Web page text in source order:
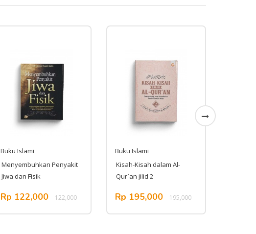
Buku Islami
Menyembuhkan Penyakit
Jiwa dan Fisik
Rp 122,000 122,000
Buku Islami
Kisah-Kisah dalam Al-
Qur`an jilid 2
Rp 195,000 195,000